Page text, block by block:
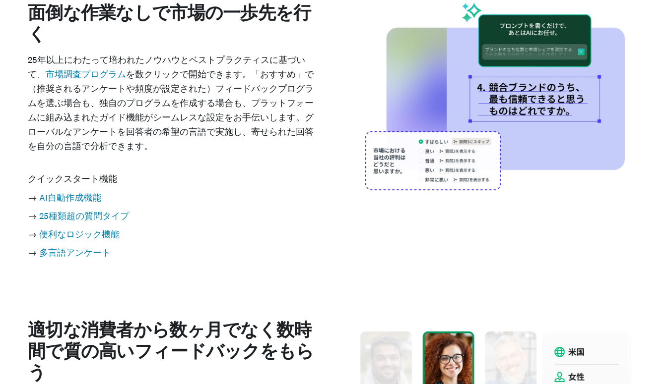
面倒な作業なしで市場の一歩先を行
く
25年以上にわたって培われたノウハウとベストプラクティスに基づい
て、 市場調査プログラムを数クリックで開始できます。「おすすめ」で
（推奨されるアンケートや頻度が設定された）フィードバックプログラ
ムを選ぶ場合も、独自のプログラムを作成する場合も、プラットフォー
ムに組み込まれたガイド機能がシームレスな設定をお手伝いします。グ
ローバルなアンケートを回答者の希望の言語で実施し、寄せられた回答
を自分の言語で分析できます。
クイックスタート機能
→ AI自動作成機能
→ 25種類超の質問タイプ
→ 便利なロジック機能
→ 多言語アンケート
適切な消費者から数ヶ月でなく数時
間で質の高いフィードバックをもら
う